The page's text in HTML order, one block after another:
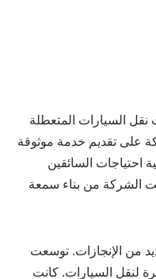
السيارات المتعطلة
على تقديم خدمة موثوقة
احتياجات السائقين
الشركة من بناء سمعة
من الإنجازات. توسعت
لنقل السيارات. كانت